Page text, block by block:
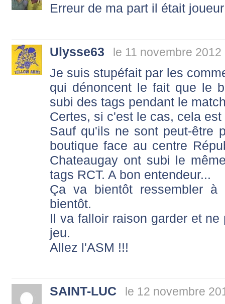
Erreur de ma part il était
Ulysse63 le 11 novembre 2012
Je suis stupéfait par les
qui dénoncent le fait que le
subi des tags pendant le
Certes, si c'est le cas, cela
Sauf qu'ils ne sont peut-être
boutique face au centre
Chateaugay ont subi le
tags RCT. A bon entendeur...
Ça va bientôt ressembler à
bientôt.
Il va falloir raison garder et
jeu.
Allez l'ASM !!!
SAINT-LUC le 12 novembre